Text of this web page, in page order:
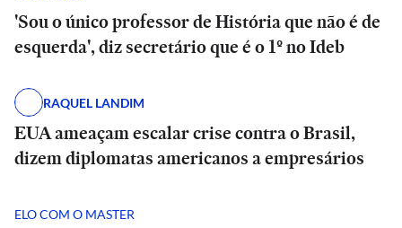
'Sou o único professor de História que não é de
esquerda', diz secretário que é o 1º no Ideb
RAQUEL LANDIM
EUA ameaçam escalar crise contra o Brasil,
dizem diplomatas americanos a empresários
ELO COM O MASTER